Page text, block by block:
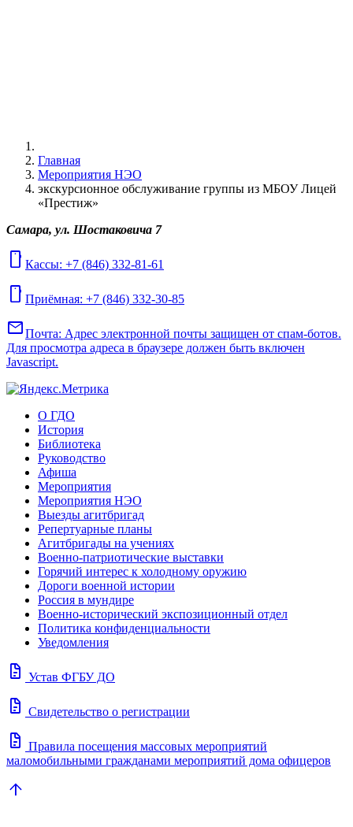
Главная
Мероприятия НЭО
экскурсионное обслуживание группы из МБОУ Лицей
«Престиж»
Самара, ул. Шостаковича 7
mobile Кассы: +7 (846) 332-81-61
mobile Приёмная: +7 (846) 332-30-85
mailПочта: Адрес электронной почты защищен от спам-ботов.
Для просмотра адреса в браузере должен быть включен
Javascript.
О ГДО
История
Библиотека
Руководство
Афиша
Мероприятия
Мероприятия НЭО
Выезды агитбригад
Репертуарные планы
Агитбригады на учениях
Военно-патриотические выставки
Горячий интерес к холодному оружию
Дороги военной истории
Россия в мундире
Военно-исторический экспозиционный отдел
Политика конфиденциальности
Уведомления
docs Устав ФГБУ ДО
docs Свидетельство о регистрации
docs Правила посещения массовых мероприятий
маломобильными гражданами мероприятий дома офицеров
arrow_upward